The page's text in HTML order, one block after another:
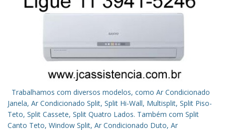
Trabalhamos com diversos modelos, como Ar Condicionado
Janela, Ar Condicionado Split, Split Hi-Wall, Multisplit, Split Piso-
Teto, Split Cassete, Split Quatro Lados. Também com Split
Canto Teto, Window Split, Ar Condicionado Duto, Ar